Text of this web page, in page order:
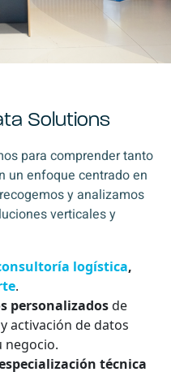
Solutions
para comprender tanto
un enfoque centrado en
y analizamos
verticales y
logística,
.
personalizadosde
activación de datos
negocio.
técnica